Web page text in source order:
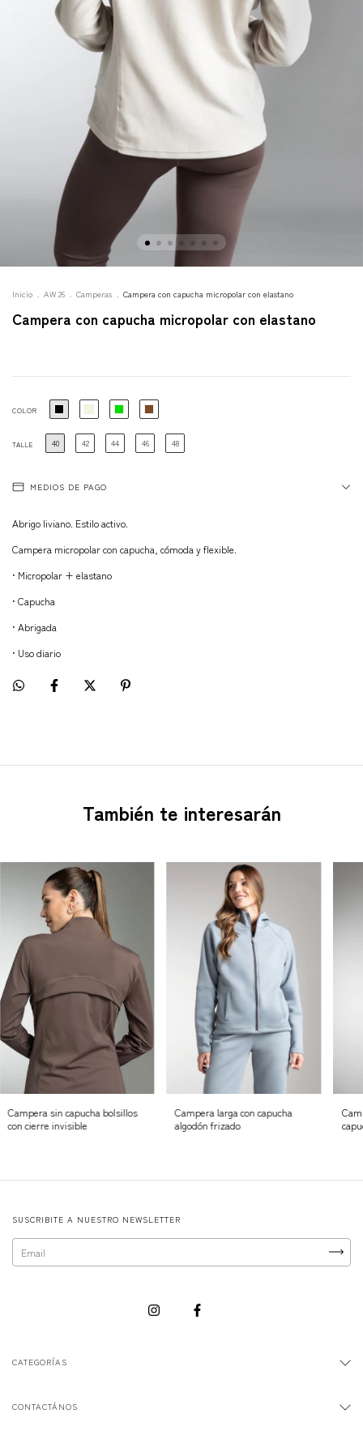
Inicio . AW 26 . Camperas . Campera con capucha micropolar con elastano
Campera con capucha micropolar con elastano
COLOR
TALLE 40 42 44 46 48
MEDIOS DE PAGO
Abrigo liviano. Estilo activo.
Campera micropolar con capucha, cómoda y flexible.
• Micropolar + elastano
• Capucha
• Abrigada
• Uso diario
También te interesarán
Campera sin capucha bolsillos
con cierre invisible
Campera larga con capucha
algodón frizado
SUSCRIBITE A NUESTRO NEWSLETTER
CATEGORÍAS
CONTACTÁNOS